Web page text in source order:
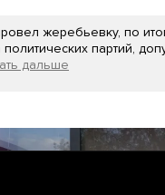
жеребьевку, по
партий,
дальше